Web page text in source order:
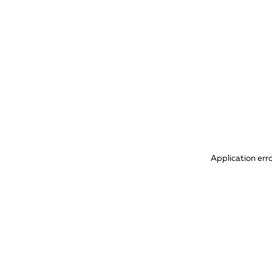
Application